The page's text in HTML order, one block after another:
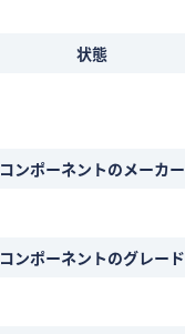
状態
コンポーネントのメーカー
コンポーネントのグレード